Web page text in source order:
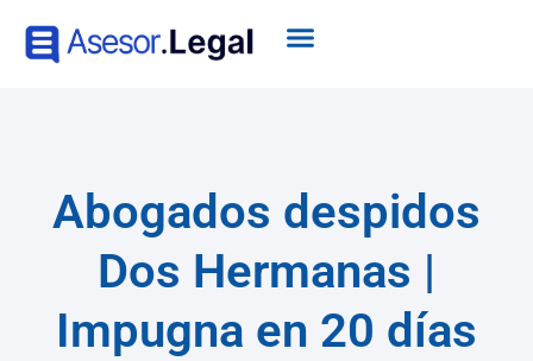
Abogados despidos
Dos Hermanas |
Impugna en 20 días